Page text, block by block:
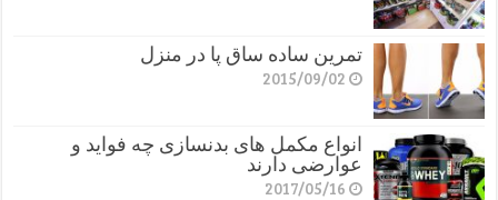
تمرین ساده ساق پا در منزل
2015/09/02
انواع مکمل های بدنسازی چه فواید و
عوارضی دارند
2017/05/16